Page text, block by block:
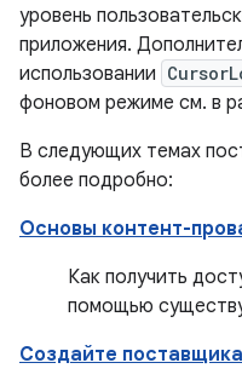
уровень
приложения.
использовании
фоновом режиме см. в
В следующих темах
более подробно:
Основы контент-
Как получить
помощью
Создайте